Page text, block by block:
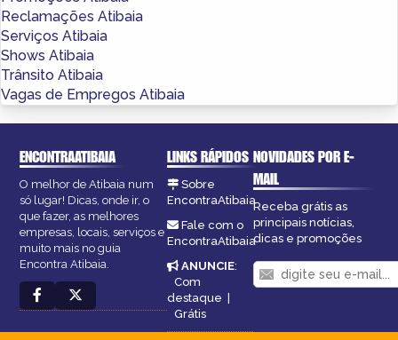
Reclamações Atibaia
Serviços Atibaia
Shows Atibaia
Trânsito Atibaia
Vagas de Empregos Atibaia
ENCONTRAATIBAIA
O melhor de Atibaia num
só lugar! Dicas, onde ir, o
que fazer, as melhores
empresas, locais, serviços e
muito mais no guia
Encontra Atibaia.
LINKS RÁPIDOS
Sobre
EncontraAtibaia
Fale com o
EncontraAtibaia
ANUNCIE:
Com
destaque
Grátis
NOVIDADES POR E-
MAIL
Receba grátis as
principais notícias,
dicas e promoções